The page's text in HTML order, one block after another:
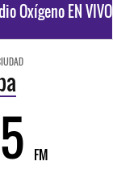
Oxígeno EN VIVO
FM